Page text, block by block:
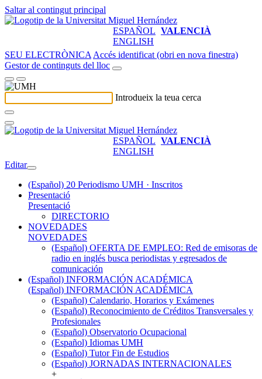
Saltar al contingut principal
ESPAÑOL VALENCIÀ
ENGLISH
SEU ELECTRÒNICA Accés identificat (obri en nova finestra)
Gestor de continguts del lloc
Introdueix la teua cerca
ESPAÑOL VALENCIÀ
ENGLISH
Editar
(Español) 20 Periodismo UMH · Inscritos
Presentació
Presentació
DIRECTORIO
NOVEDADES
NOVEDADES
(Español) OFERTA DE EMPLEO: Red de emisoras de
radio en inglés busca periodistas y egresados de
comunicación
(Español) INFORMACIÓN ACADÉMICA
(Español) INFORMACIÓN ACADÉMICA
(Español) Calendario, Horarios y Exámenes
(Español) Reconocimiento de Créditos Transversales y
Profesionales
(Español) Observatorio Ocupacional
(Español) Idiomas UMH
(Español) Tutor Fin de Estudios
(Español) JORNADAS INTERNACIONALES
+